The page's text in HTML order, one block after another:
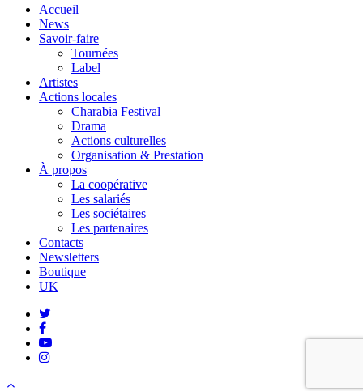
Close
Menu
Accueil
News
Savoir-faire
Tournées
Label
Artistes
Actions locales
Charabia Festival
Drama
Actions culturelles
Organisation & Prestation
À propos
La coopérative
Les salariés
Les sociétaires
Les partenaires
Contacts
Newsletters
Boutique
UK
twitter
facebook
youtube
instagram